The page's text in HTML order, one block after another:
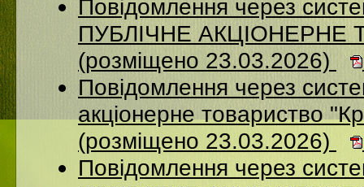
Повідомлення через
ПУБЛІЧНЕ АКЦІОНЕРНЕ
(розміщено 23.03.2026)
Повідомлення через
акцiонерне товариство
(розміщено 23.03.2026)
Повідомлення через